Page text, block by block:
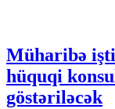
Müharibə
hüquqi
göstəriləcək